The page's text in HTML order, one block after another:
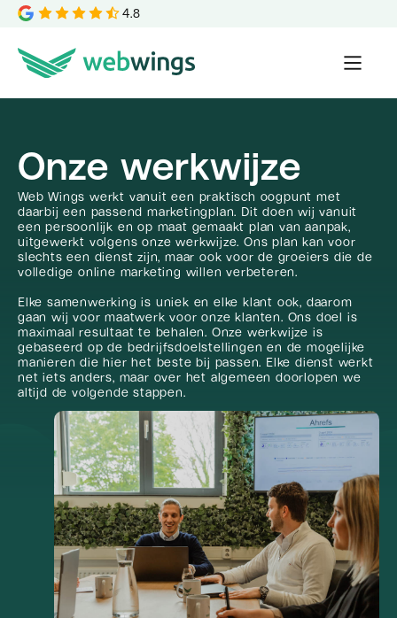
4.8
Onze werkwijze
Web Wings werkt vanuit een praktisch oogpunt met
daarbij een passend marketingplan. Dit doen wij vanuit
een persoonlijk en op maat gemaakt plan van aanpak,
uitgewerkt volgens onze werkwijze. Ons plan kan voor
slechts een dienst zijn, maar ook voor de groeiers die de
volledige online marketing willen verbeteren.
Elke samenwerking is uniek en elke klant ook, daarom
gaan wij voor maatwerk voor onze klanten. Ons doel is
maximaal resultaat te behalen. Onze werkwijze is
gebaseerd op de bedrijfsdoelstellingen en de mogelijke
manieren die hier het beste bij passen. Elke dienst werkt
net iets anders, maar over het algemeen doorlopen we
altijd de volgende stappen.